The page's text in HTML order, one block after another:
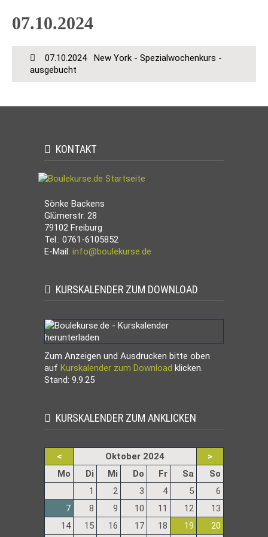
07.10.2024
07.10.2024
New York - Spezialwochenkurs -
ausgebucht
KONTAKT
Sönke Backens
Glümerstr. 28
79102 Freiburg
Tel.: 0761-6105852
E-Mail: info@boulekurse.de
KURSKALENDER ZUM DOWNLOAD
Zum Anzeigen und Ausdrucken bitte oben
auf Kurskalender zum Download klicken.
Stand: 9.9.25
KURSKALENDER ZUM ANKLICKEN
< Oktober 2024
>
Mo ntagDi enstag
Mi ttwoch
Do nnerstag
FreitagSa mstag
So
1
2 3 4 5
6
7
8 9 10 11 12
13
14
15 16 17 18 19 20